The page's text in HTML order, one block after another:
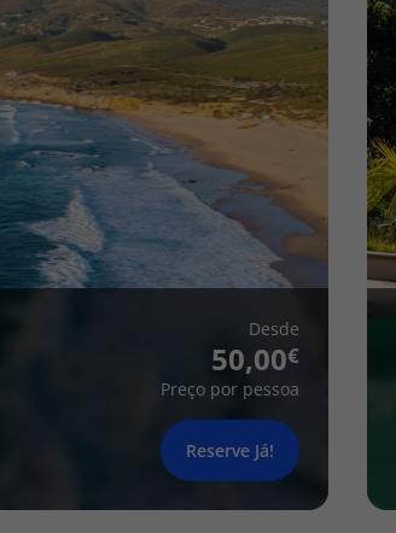
Desde
50,00
Preço por pessoa
Reserve Já!